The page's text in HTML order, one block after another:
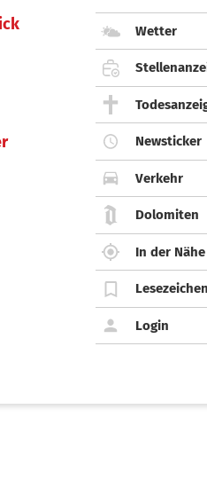
Wetter
Newsticker
Verkehr
Dolomiten
In der Nähe
Lesezeichen
Login